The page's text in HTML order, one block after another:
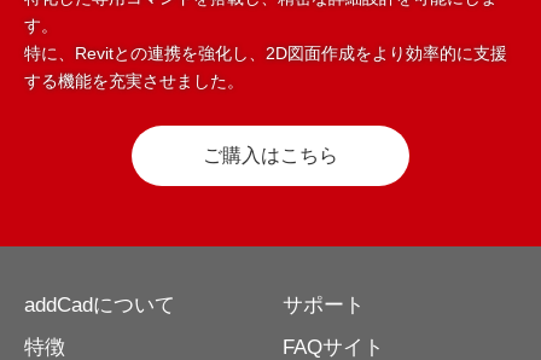
す。
特に、Revitとの連携を強化し、2D図面作成をより効率的に支援
する機能を充実させました。
ご購入はこちら
addCadについて
特徴
サポート
FAQサイト